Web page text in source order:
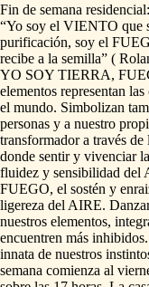
Fin de semana residencial:
“Yo soy el VIENTO que
purificación, soy el
recibe a la semilla” (
YO SOY TIERRA,
elementos representan las
el mundo. Simbolizan
personas y a nuestro
transformador a través de
donde sentir y vivenciar la
fluidez y sensibilidad del
FUEGO, el sostén y
ligereza del AIRE.
nuestros elementos,
encuentren más inhibidos.
innata de nuestros
semana comienza al